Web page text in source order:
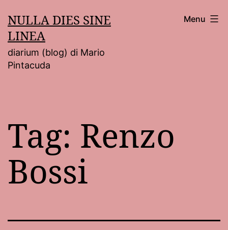
al
contenuto
NULLA DIES SINE
LINEA
diarium (blog) di Mario
Pintacuda
Menu
Tag: Renzo
Bossi